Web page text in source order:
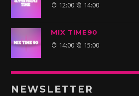
12:00 14:00
MIX TIME90
14:00 15:00
NEWSLETTER